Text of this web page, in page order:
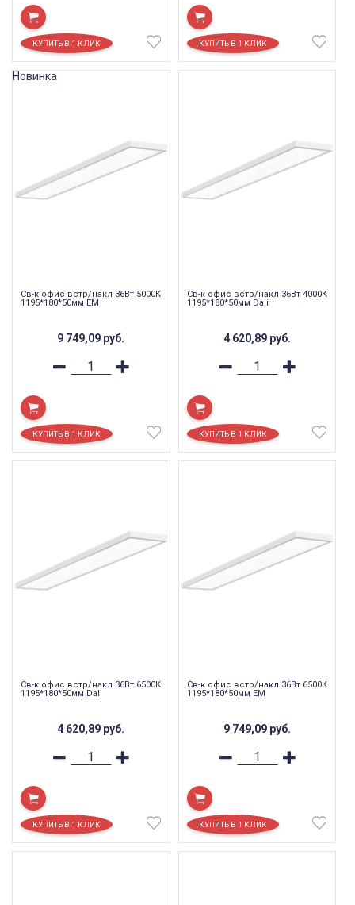
Св-к офис встр/накл 36Вт 5000К
1195*180*50мм EM
9 749,09 руб.
Новинка
Св-к офис встр/накл 36Вт 4000К
1195*180*50мм Dali
4 620,89 руб.
Св-к офис встр/накл 36Вт 6500К
1195*180*50мм Dali
4 620,89 руб.
Св-к офис встр/накл 36Вт 6500К
1195*180*50мм EM
9 749,09 руб.